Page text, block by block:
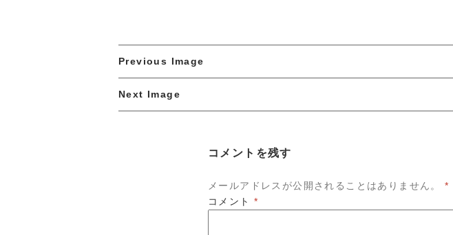
Previous Image
Next Image
コメントを残す
メールアドレスが公開されることはありません。 *
コメント *